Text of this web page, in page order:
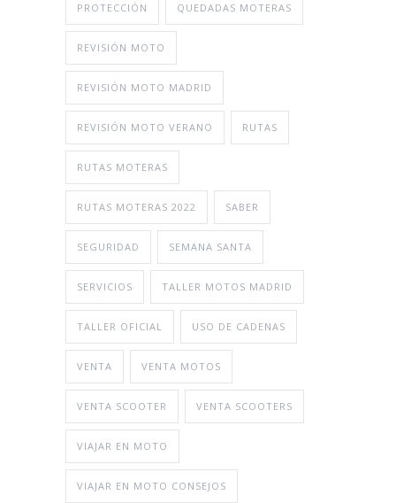
PROTECCIÓN QUEDADAS MOTERAS
REVISIÓN MOTO
REVISIÓN MOTO MADRID
REVISIÓN MOTO VERANO RUTAS
RUTAS MOTERAS
RUTAS MOTERAS 2022 SABER
SEGURIDAD SEMANA SANTA
SERVICIOS TALLER MOTOS MADRID
TALLER OFICIAL USO DE CADENAS
VENTA VENTA MOTOS
VENTA SCOOTER VENTA SCOOTERS
VIAJAR EN MOTO
VIAJAR EN MOTO CONSEJOS